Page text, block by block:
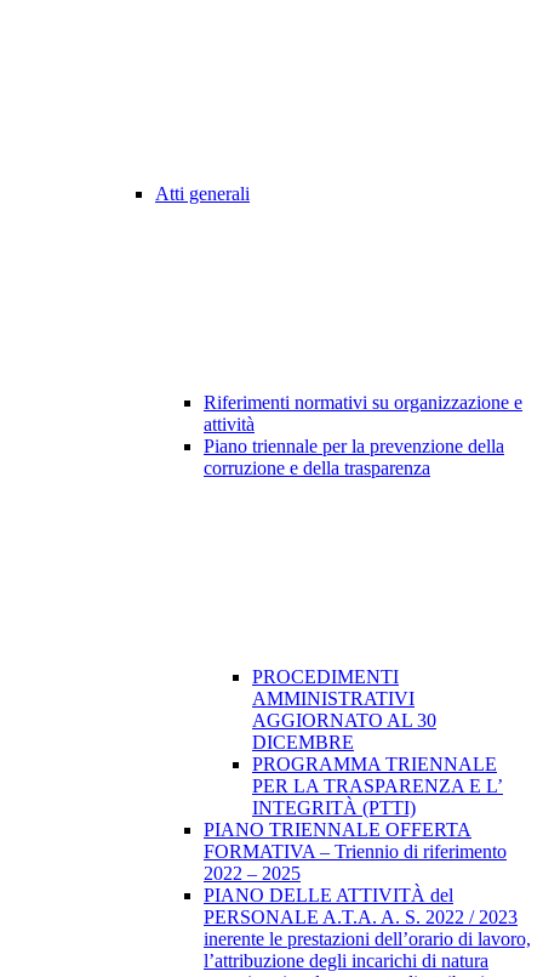
Atti generali
Riferimenti normativi su organizzazione e
attività
Piano triennale per la prevenzione della
corruzione e della trasparenza
PROCEDIMENTI
AMMINISTRATIVI
AGGIORNATO AL 30
DICEMBRE
PROGRAMMA TRIENNALE
PER LA TRASPARENZA E L’
INTEGRITÀ (PTTI)
PIANO TRIENNALE OFFERTA
FORMATIVA – Triennio di riferimento
2022 – 2025
PIANO DELLE ATTIVITÀ del
PERSONALE A.T.A. A. S. 2022 / 2023
inerente le prestazioni dell’orario di lavoro,
l’attribuzione degli incarichi di natura